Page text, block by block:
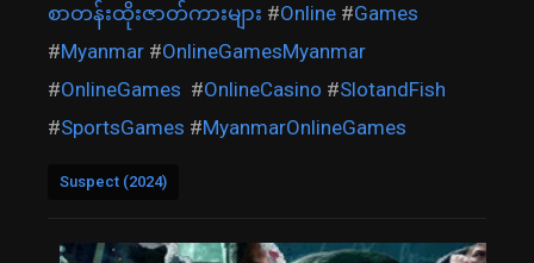
စာတန်းထိုးဇာတ်ကားများ #Online #Games
#Myanmar #OnlineGamesMyanmar
#OnlineGames #OnlineCasino #SlotandFish
#SportsGames #MyanmarOnlineGames
Suspect (2024)